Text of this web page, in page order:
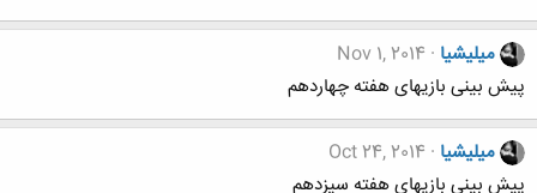
میلیشیا Nov 1, 2014
پیش بینی بازیهای هفته چهاردهم
میلیشیا Oct 24, 2014
پیش بینی بازیهای هفته سیزدهم